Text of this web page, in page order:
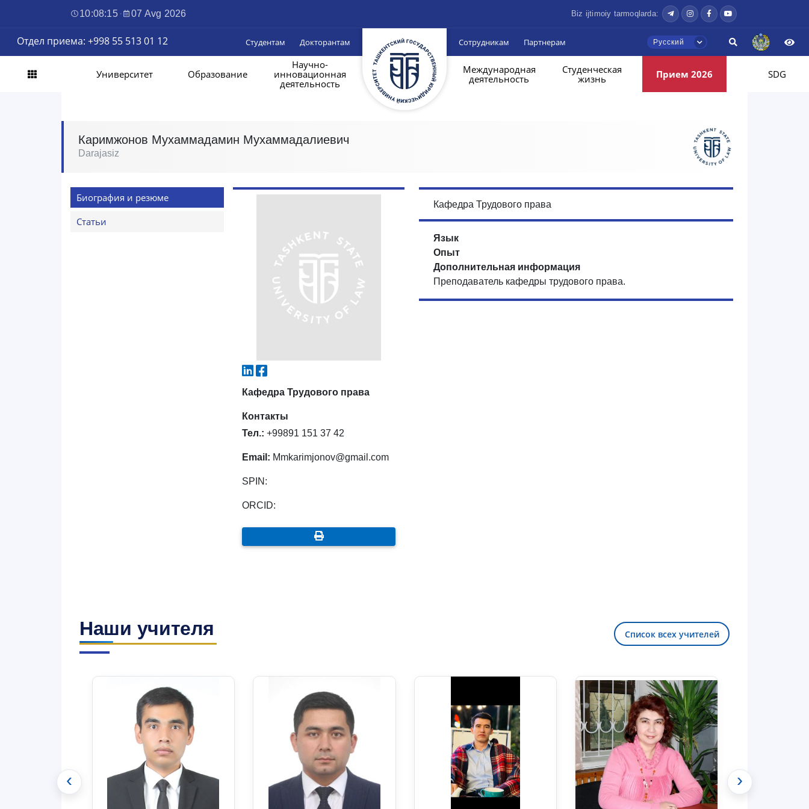
10:08:16 · 07 Avg 2026 Biz ijtimoiy tarmoqlarda:
Отдел приема: +998 55 513 01 12 Студентам Докторантам Сотрудникам Партнерам Русский
Университет Образование
Научно-
инновационная
деятельность
Международная
деятельность
Студенческая
жизнь
Прием 2026 SDG
Каримжонов Мухаммадамин Мухаммадалиевич
Darajasiz
Биография и резюме
Статьи
Кафедра Трудового права
Контакты
Тел.: +99891 151 37 42
Email: Mmkarimjonov@gmail.com
SPIN:
ORCID:
Кафедра Трудового права
Язык
Опыт
Дополнительная информация
Преподаватель кафедры трудового права.
Наши учителя Список всех учителей
‹ ›
Здравствуйте! Добро пожаловать в
чат приёмной комиссии ТГЮУ.
Оставляйте здесь свои обращения
по вопросам приёма.